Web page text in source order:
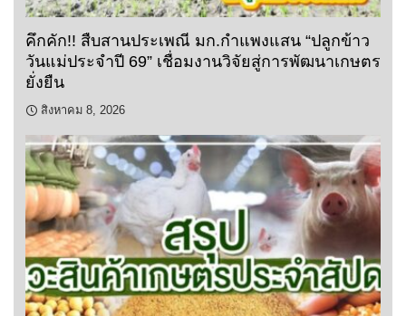
คึกคัก!! สืบสานประเพณี มก.กำแพงแสน “ปลูกข้าว
วันแม่ประจำปี 69” เชื่อมงานวิจัยสู่การพัฒนาเกษตร
ยั่งยืน
สิงหาคม 8, 2026